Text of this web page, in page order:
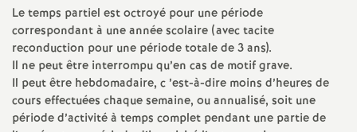
s
E
n
Le temps partiel est octroyé pour une période
correspondant à une année scolaire (avec tacite
reconduction pour une période totale de 3 ans).
Il ne peut être interrompu qu’en cas de motif grave.
Il peut être hebdomadaire, c ’est-à-dire moins d’heures de
cours effectuées chaque semaine, ou annualisé, soit une
période d’activité à temps complet pendant une partie de